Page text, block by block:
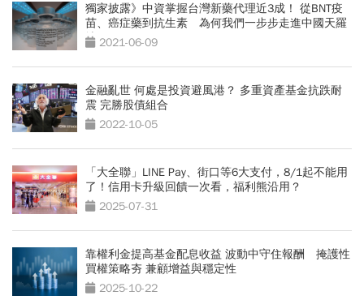
獨家披露》中資掌握台灣新藥代理近3成！ 從BNT疫
苗、癌症藥到抗生素 為何我們一步步走進中國天羅
地網？
2021-06-09
金融亂世 何處是投資避風港？ 多重資產基金抗跌耐
震 完勝股債組合
2022-10-05
「大全聯」LINE Pay、街口等6大支付，8/1起不能用
了！信用卡升級回饋一次看，福利熊沿用？
2025-07-31
靠權利金提高基金配息收益 波動中守住報酬 掩護性
買權策略夯 兼顧增益與穩定性
2025-10-22